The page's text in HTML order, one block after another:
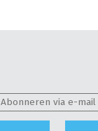
Abonneren via e-mail